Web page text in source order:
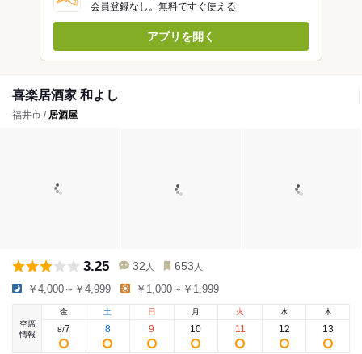
会員登録なし。無料ですぐ使える
アプリを開く
喜楽居酒家 和よし
福井市 / 居酒屋
3.25 32 人 653 人
￥4,000～￥4,999 ￥1,000～￥1,999
空席
情報
金
8/7
土
8
日
9
月
10
火
11
水
12
木
13